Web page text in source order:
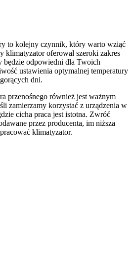
to kolejny czynnik, który warto wziąć
klimatyzator oferował szeroki zakres
będzie odpowiedni dla Twoich
ustawienia optymalnej temperatury
dni.
przenośnego również jest ważnym
zamierzamy korzystać z urządzenia w
cicha praca jest istotna. Zwróć
przez producenta, im niższa
klimatyzator.